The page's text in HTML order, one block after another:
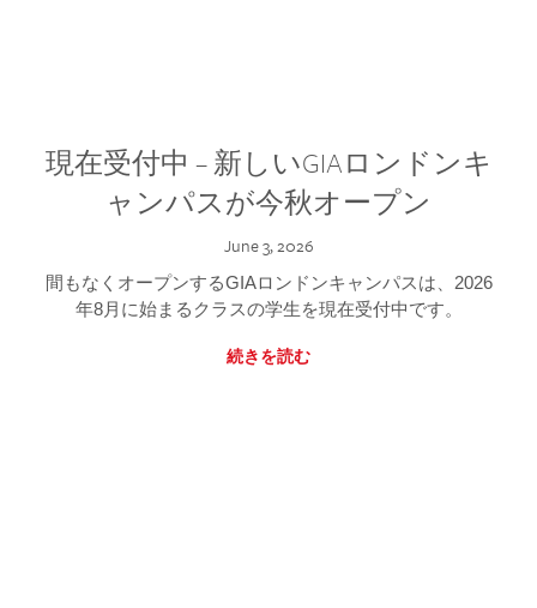
現在受付中 – 新しいGIAロンドンキ
ャンパスが今秋オープン
June 3, 2026
間もなくオープンするGIAロンドンキャンパスは、2026
年8月に始まるクラスの学生を現在受付中です。
続きを読む